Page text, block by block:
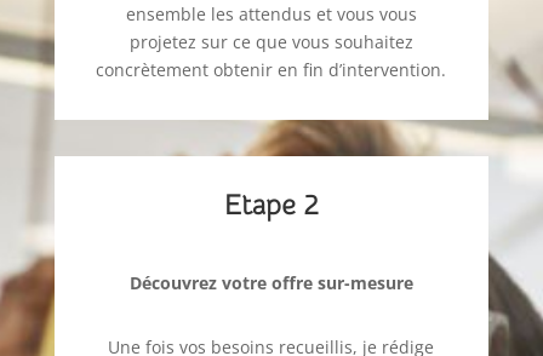
ensemble les attendus et vous vous
projetez sur ce que vous souhaitez
concrètement obtenir en fin d’intervention.
Etape 2
Découvrez votre offre sur-mesure
Une fois vos besoins recueillis, je rédige